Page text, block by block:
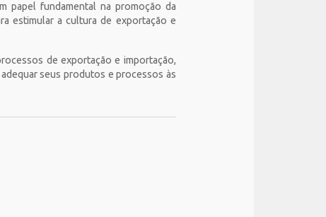
papel fundamental na promoção da
estimular a cultura de exportação e
de exportação e importação,
seus produtos e processos às